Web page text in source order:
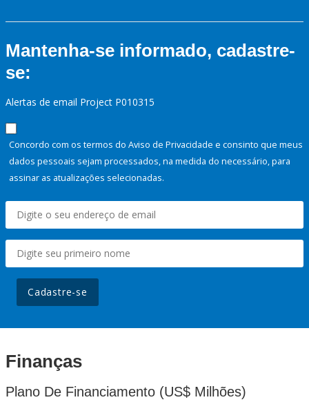
Mantenha-se informado, cadastre-
se:
Alertas de email Project P010315
Concordo com os termos do Aviso de Privacidade e consinto que meus
dados pessoais sejam processados, na medida do necessário, para
assinar as atualizações selecionadas.
Cadastre-se
Finanças
Plano De Financiamento (US$ Milhões)